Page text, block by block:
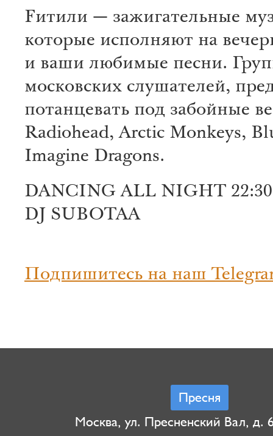
Fитили — зажигательные
которые исполняют на
и ваши любимые песни.
московских слушателей,
потанцевать под забойные
Radiohead, Arctic Monkeys,
Imagine Dragons.
DANCING ALL NIGHT 22:30
DJ SUBOTAA
Подпишитесь на наш
Пресня
Москва, ул. Пресненский Вал, д.